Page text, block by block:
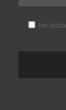
He leído